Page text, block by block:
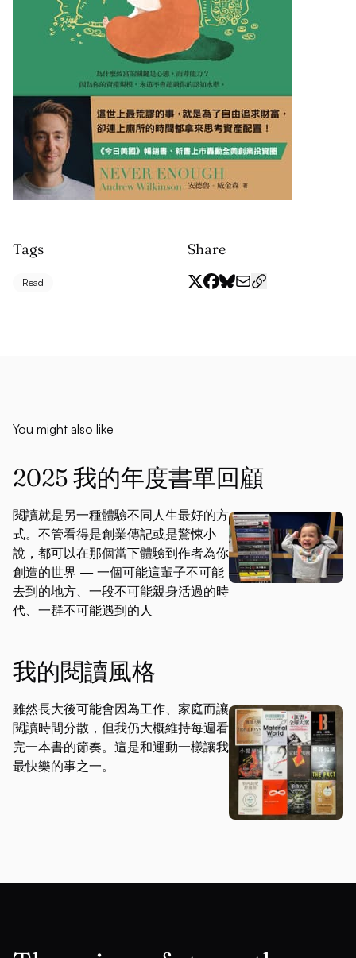
Tags
Read
Share
You might also like
2025 我的年度書單回顧
閱讀就是另一種體驗不同人生最好的方
式。不管看得是創業傳記或是驚悚小
說，都可以在那個當下體驗到作者為你
創造的世界 — 一個可能這輩子不可能
去到的地方、一段不可能親身活過的時
代、一群不可能遇到的人
我的閱讀風格
雖然長大後可能會因為工作、家庭而讓
閱讀時間分散，但我仍大概維持每週看
完一本書的節奏。這是和運動一樣讓我
最快樂的事之一。